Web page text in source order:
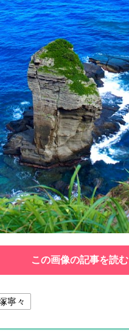
この画像の記事を読む
寧々